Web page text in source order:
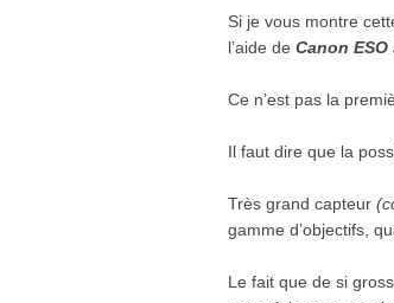
Si je vous montre
l’aide de Canon ESO
Ce n’est pas la
Il faut dire que la
Très grand capteur
gamme d’objectifs,
Le fait que de si